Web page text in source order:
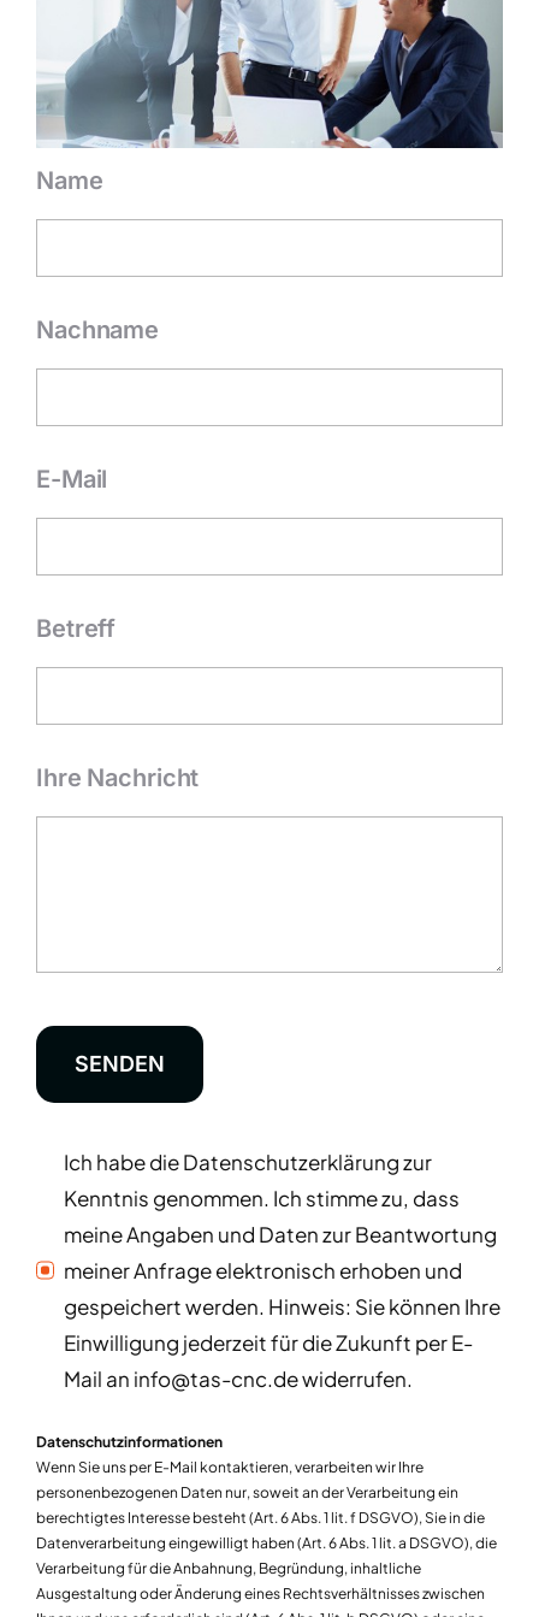
Name
Nachname
E-Mail
Betreff
Ihre Nachricht
SENDEN
Ich habe die Datenschutzerklärung zur
Kenntnis genommen. Ich stimme zu, dass
meine Angaben und Daten zur Beantwortung
meiner Anfrage elektronisch erhoben und
gespeichert werden. Hinweis: Sie können Ihre
Einwilligung jederzeit für die Zukunft per E-
Mail an info@tas-cnc.de widerrufen.
Datenschutzinformationen
Wenn Sie uns per E-Mail kontaktieren, verarbeiten wir Ihre
personenbezogenen Daten nur, soweit an der Verarbeitung ein
berechtigtes Interesse besteht (Art. 6 Abs. 1 lit. f DSGVO), Sie in die
Datenverarbeitung eingewilligt haben (Art. 6 Abs. 1 lit. a DSGVO), die
Verarbeitung für die Anbahnung, Begründung, inhaltliche
Ausgestaltung oder Änderung eines Rechtsverhältnisses zwischen